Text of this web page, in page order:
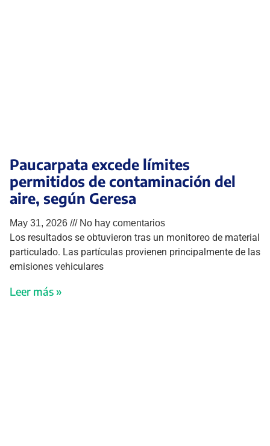
Paucarpata excede límites
permitidos de contaminación del
aire, según Geresa
May 31, 2026 No hay comentarios
Los resultados se obtuvieron tras un monitoreo de material
particulado. Las partículas provienen principalmente de las
emisiones vehiculares
Leer más »